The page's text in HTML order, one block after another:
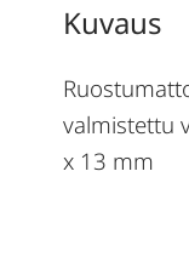
Kuvaus
valmistettu
x 13 mm